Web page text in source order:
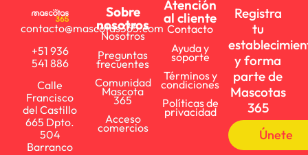
contacto@mascotas365.com
+51 936
541 886
Calle
Francisco
del Castillo
665 Dpto.
504
Barranco
Sobre
nosotros
Nosotros
Preguntas
frecuentes
Comunidad
Mascota
365
Acceso
comercios
Atención
al cliente
Contacto
Ayuda y
soporte
Términos y
condiciones
Políticas de
privacidad
Registra
tu
y forma
parte de
Mascotas
365
Únete